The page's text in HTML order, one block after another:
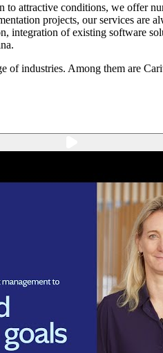
attractive conditions, we offer
projects, our services are
integration of existing software
of industries. Among them are